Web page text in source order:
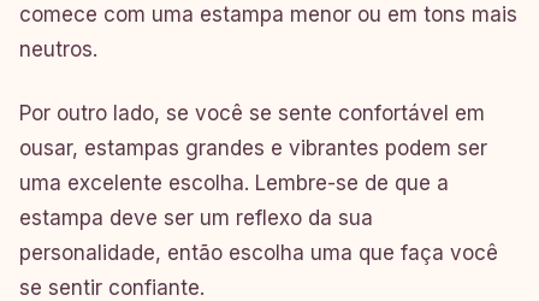
comece com uma estampa menor ou em tons mais
neutros.
Por outro lado, se você se sente confortável em
ousar, estampas grandes e vibrantes podem ser
uma excelente escolha. Lembre-se de que a
estampa deve ser um reflexo da sua
personalidade, então escolha uma que faça você
se sentir confiante.